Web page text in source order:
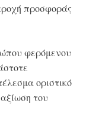
προσφοράς
φερόμενου
οριστικό
του